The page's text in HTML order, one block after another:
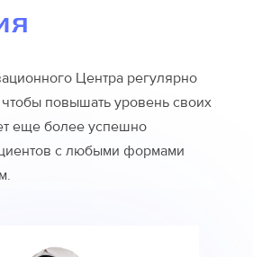
Центра регулярно
повышать уровень своих
еще более успешно
с любыми формами